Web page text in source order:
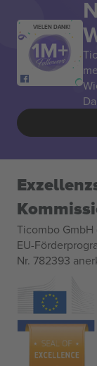
VIELEN DANK!
Ticombo
EU-
Nr. 782393